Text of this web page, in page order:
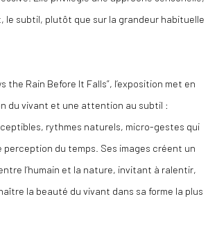
le subtil, plutôt que sur la grandeur habituelle
the Rain Before It Falls”, l’exposition met en
du vivant et une attention au subtil :
rythmes naturels, micro-gestes qui
du temps. Ses images créent un
l’humain et la nature, invitant à ralentir,
la beauté du vivant dans sa forme la plus